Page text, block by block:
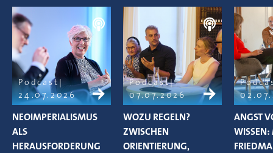
Podcast
24.07.2026
NEOIMPERIALISMUS
ALS
HERAUSFORDERUNG
Podcast
07.07.2026
WOZU REGELN?
ZWISCHEN
ORIENTIERUNG,
ANGST
WISSEN: